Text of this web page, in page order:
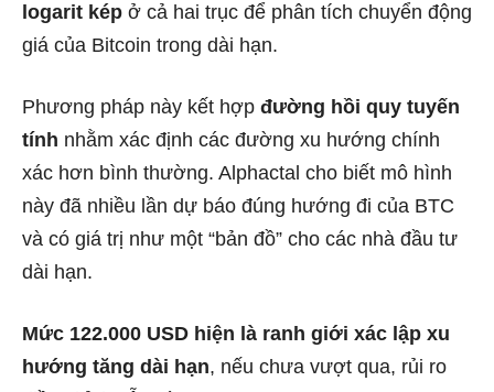
logarit kép ở cả hai trục để phân tích chuyển động
giá của Bitcoin trong dài hạn.
Phương pháp này kết hợp đường hồi quy tuyến
tính nhằm xác định các đường xu hướng chính
xác hơn bình thường. Alphactal cho biết mô hình
này đã nhiều lần dự báo đúng hướng đi của BTC
và có giá trị như một “bản đồ” cho các nhà đầu tư
dài hạn.
Mức 122.000 USD hiện là ranh giới xác lập xu
hướng tăng dài hạn, nếu chưa vượt qua, rủi ro